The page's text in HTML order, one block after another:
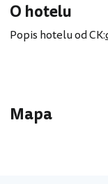
O hotelu
Popis hotelu od CK:
Mapa